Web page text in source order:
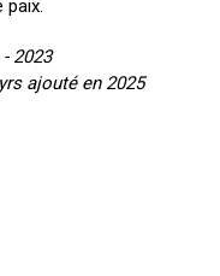
paix.
2023
ajouté en 2025